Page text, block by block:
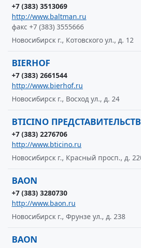
+7 (383) 3513069
http://www.baltman.ru
факс +7 (383) 3555666
Новосибирск г., Котовского ул., д. 12
BIERHOF
+7 (383) 2661544
http://www.bierhof.ru
Новосибирск г., Восход ул., д. 24
BTICINO
+7 (383) 2276706
http://www.bticino.ru
Новосибирск г., Красный просп., д.
BAON
+7 (383) 3280730
http://www.baon.ru
Новосибирск г., Фрунзе ул., д. 238
BAON